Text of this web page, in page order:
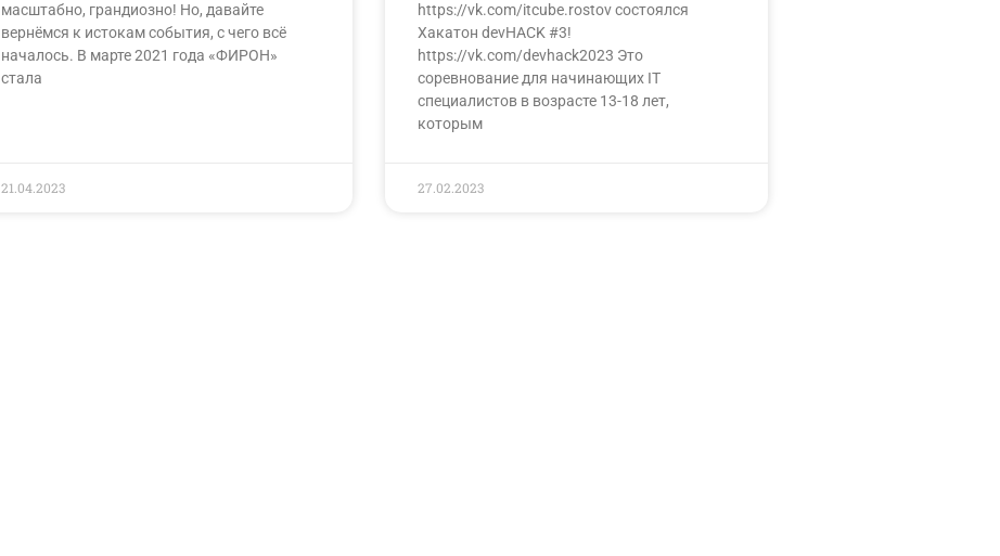
масштабно, грандиозно! Но, давайте
вернёмся к истокам события, с чего всё
началось. В марте 2021 года «ФИРОН»
стала
21.04.2023
https://vk.com/itcube.rostov состоялся
Хакатон devHACK #3!
https://vk.com/devhack2023 Это
соревнование для начинающих IT
специалистов в возрасте 13-18 лет,
которым
27.02.2023